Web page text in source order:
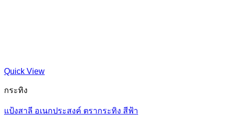
Quick View
กระทิง
แป้งสาลี อเนกประสงค์ ตรากระทิง สีฟ้า